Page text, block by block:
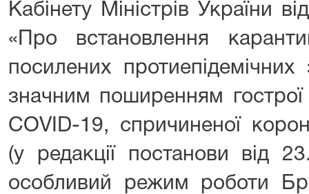
Кабінету Міністрів України
«Про встановлення
посилених протиепідемічних
значним поширенням гострої
COVID-19, спричиненої
(у редакції постанови
особливий режим роботи